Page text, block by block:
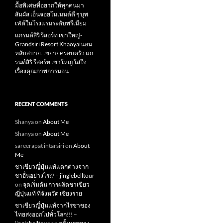
มื้อพิเศษที่อยากให้ทุกคนมา
สัมผัส เอ็นจอยโมเมนต์ดี ๆ บุพ
เฟ่ต์ในโรงแรมระดับพรีเมียม
แกรนด์สิริ​ รีสอร์ท​ เขาใหญ่​-
Grandsiri​ Resort​ Khaoyaiนอน
หลับสบาย…ขยายครอบครัว แก
รนด์สิริ รีสอร์ท เขาใหญ่ ใส่ใจ
เรื่องคุณภาพการนอน
RECENT COMMENTS
Shanyaon About Me
Shanyaon About Me
sareerapat intarsirion About
Me
ชาเขียวญี่ปุ่นแท้แตกต่างจาก
ชาอื่นอย่างไร?? – jinglebelltour
on จุดเริ่มต้น การผลิตชาเขียว
ญี่ปุ่นแท้ ที่จังหวัด เชียงราย
ชาเขียวญี่ปุ่นแท้จากไร่ชาของ
ไทยส่งออกไปทั่วโลก!!! –